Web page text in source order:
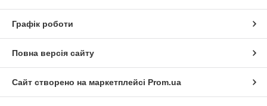
Графік роботи
Повна версія сайту
Сайт створено на маркетплейсі Prom.ua